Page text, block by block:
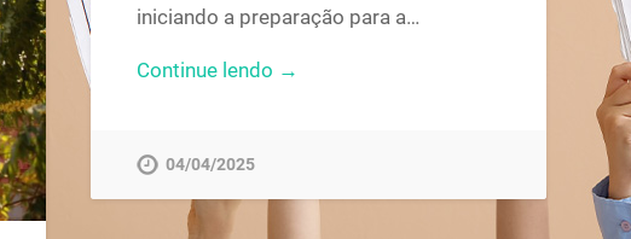
iniciando a preparação para a…
Continue lendo →
04/04/2025